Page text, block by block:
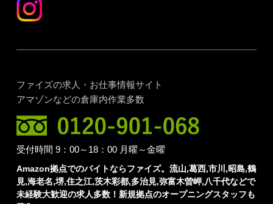
ファイズの求人・お仕事情報サイト
アマゾンなどの倉庫内作業多数
受付時間 9：00～18：00 月曜～金曜
Amazon拠点でのバイトならファイズ。流山,葛西,市川,昭島,鶴
見,海老名,堺,住之江,茨木彩都,多治見,弥富木曽岬,八千代などで
未経験大歓迎の求人多数！新規拠点のオープニングスタッフも